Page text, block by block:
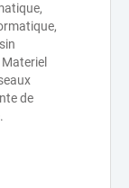
de